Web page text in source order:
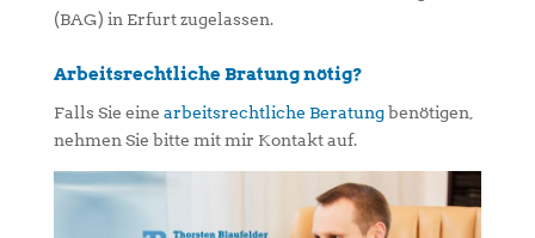
(BAG) in Erfurt zugelassen.
Arbeitsrechtliche Bratung nötig?
Falls Sie eine arbeitsrechtliche Beratungbenötigen,
nehmen Sie bitte mit mir Kontakt auf.